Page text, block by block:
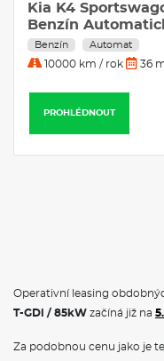
Navigace
Kia K4
Benzín
Benzín Automat
10000 km / rok 36
PROHLÉDNOUT
Operativní leasing
T-GDi / 85kW začíná již na
Za podobnou cenu jako je